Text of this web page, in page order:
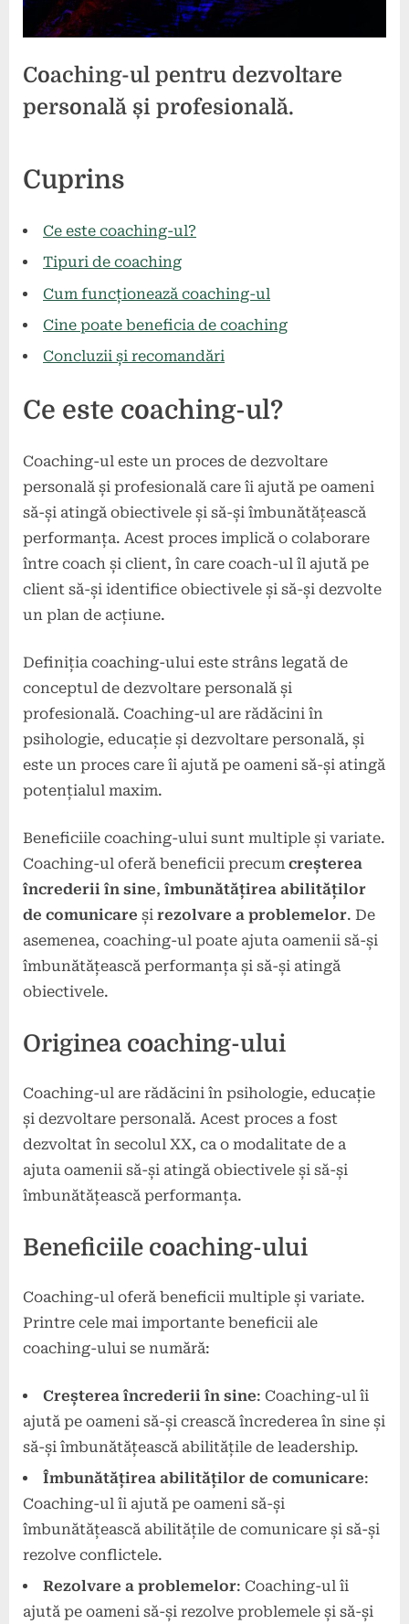
Coaching-ul pentru dezvoltare
personală și profesională.
on
august
Cuprins
Ce este coaching-ul?
Tipuri de coaching
Cum funcționează coaching-ul
Cine poate beneficia de coaching
Concluzii și recomandări
Ce este coaching-ul?
Coaching-ul este un proces de dezvoltare
personală și profesională care îi ajută pe oameni
să-și atingă obiectivele și să-și îmbunătățească
performanța. Acest proces implică o colaborare
între coach și client, în care coach-ul îl ajută pe
client să-și identifice obiectivele și să-și dezvolte
un plan de acțiune.
Definiția coaching-ului este strâns legată de
conceptul de dezvoltare personală și
profesională. Coaching-ul are rădăcini în
psihologie, educație și dezvoltare personală, și
este un proces care îi ajută pe oameni să-și atingă
potențialul maxim.
Beneficiile coaching-ului sunt multiple și variate.
Coaching-ul oferă beneficii precum creșterea
încrederii în sine, îmbunătățirea abilităților
de comunicare și rezolvare a problemelor. De
asemenea, coaching-ul poate ajuta oamenii să-și
îmbunătățească performanța și să-și atingă
obiectivele.
Originea coaching-ului
Coaching-ul are rădăcini în psihologie, educație
și dezvoltare personală. Acest proces a fost
dezvoltat în secolul XX, ca o modalitate de a
ajuta oamenii să-și atingă obiectivele și să-și
îmbunătățească performanța.
Beneficiile coaching-ului
Coaching-ul oferă beneficii multiple și variate.
Printre cele mai importante beneficii ale
coaching-ului se numără:
Creșterea încrederii în sine: Coaching-ul îi
ajută pe oameni să-și crească încrederea în sine și
să-și îmbunătățească abilitățile de leadership.
Îmbunătățirea abilităților de comunicare:
Coaching-ul îi ajută pe oameni să-și
îmbunătățească abilitățile de comunicare și să-și
rezolve conflictele.
Rezolvare a problemelor: Coaching-ul îi
ajută pe oameni să-și rezolve problemele și să-și